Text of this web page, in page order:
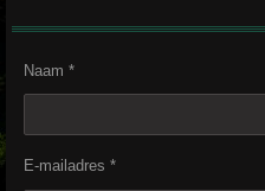
Naam *
E-mailadres *